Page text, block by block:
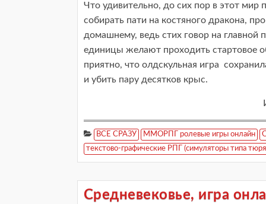
Что удивительно, до сих пор в этот
собирать пати на костяного дракона,
домашнему, ведь стих говор на
единицы желают проходить стартовое
приятно, что олдскульная игра
и убить пару десятков крыс.
ВСЕ СРАЗУ ММОРПГ ролевые игры онлайн
текстово-графические РПГ (симуляторы типа
Средневековье, игра